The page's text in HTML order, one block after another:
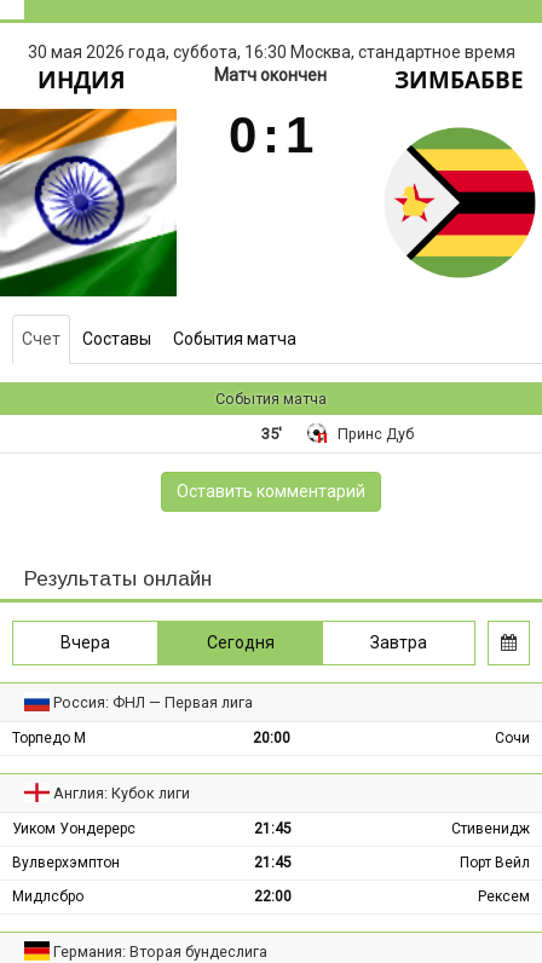
30 мая 2026 года, суббота, 16:30 Москва, стандартное время
ИНДИЯ Матч окончен
0 : 1
ЗИМБАБВЕ
Счет Составы События матча
События матча
35'
Принс Дуб
Оставить комментарий
Результаты онлайн
Вчера Сегодня Завтра
Россия: ФНЛ — Первая лига
Торпедо М 20:00 Сочи
Англия: Кубок лиги
Уиком Уондерерс 21:45
Стивенидж
Вулверхэмптон
21:45
Порт Вейл
Мидлсбро
22:00 Рексем
Германия: Вторая бундеслига